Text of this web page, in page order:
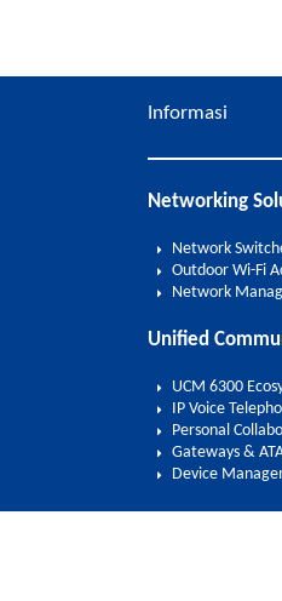
Informasi
Networking
Network
Outdoor Wi-Fi
Network
Unified
UCM 6300
IP Voice
Personal
Gateways &
Device